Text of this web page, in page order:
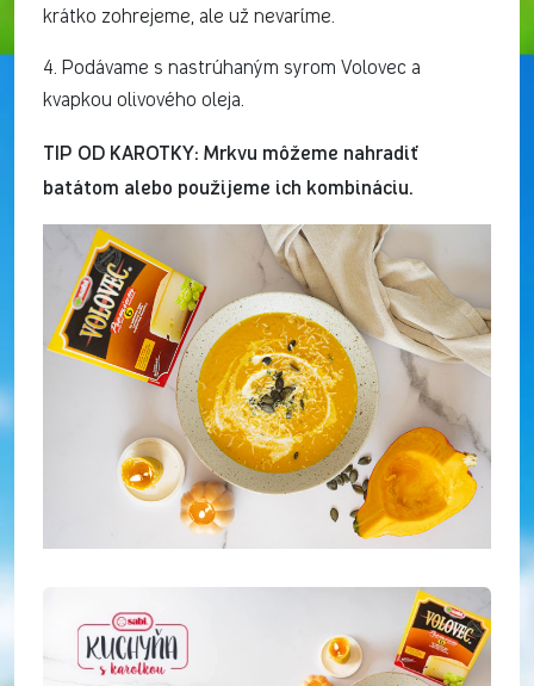
krátko zohrejeme, ale už nevaríme.
4. Podávame s nastrúhaným syrom Volovec a
kvapkou olivového oleja.
TIP OD KAROTKY: Mrkvu môžeme nahradiť
batátom alebo použijeme ich kombináciu.